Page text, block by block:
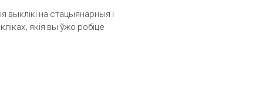
на стацыянарныя і
якія вы ўжо робіце